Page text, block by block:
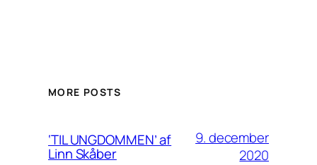
MORE POSTS
‘TIL UNGDOMMEN’ af
Linn Skåber
9. december
2020